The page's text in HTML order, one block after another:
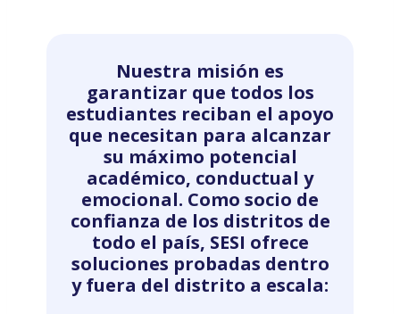
Nuestra misión es
garantizar que todos los
estudiantes reciban el apoyo
que necesitan para alcanzar
su máximo potencial
académico, conductual y
emocional. Como socio de
confianza de los distritos de
todo el país, SESI ofrece
soluciones probadas dentro
y fuera del distrito a escala: